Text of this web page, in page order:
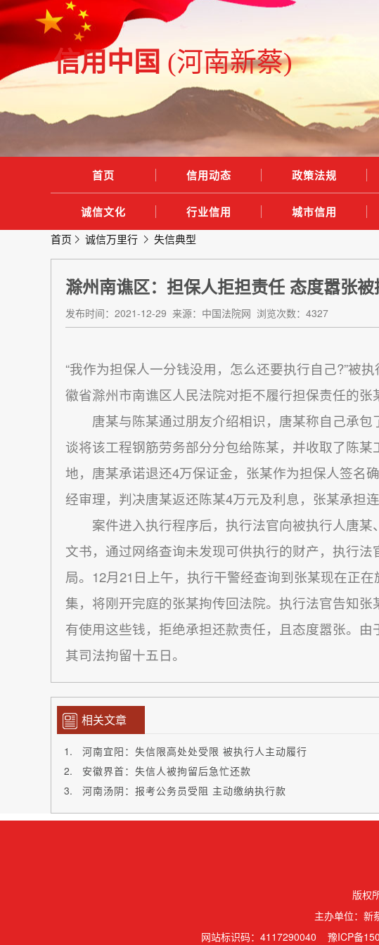
信用中国 (河南新蔡)
首页 信用动态 政策法规
诚信文化 行业信用 城市信用
首页 诚信万里行 失信典型
滁州南谯区：担保人拒担责任 态度嚣张被
发布时间：2021-12-29 来源：中国法院网 浏览次数：4327
“我作为担保人一分钱没用，怎么还要执行自己?”被
徽省滁州市南谯区人民法院对拒不履行担保责任的张
唐某与陈某通过朋友介绍相识，唐某称自己承包
谈将该工程钢筋劳务部分分包给陈某，并收取了陈
地，唐某承诺退还4万保证金，张某作为担保人签名
经审理，判决唐某返还陈某4万元及利息，张某承担连
案件进入执行程序后，执行法官向被执行人唐某
文书，通过网络查询未发现可供执行的财产，执行
局。12月21日上午，执行干警经查询到张某现在正
集，将刚开完庭的张某拘传回法院。执行法官告知
有使用这些钱，拒绝承担还款责任，且态度嚣张。
其司法拘留十五日。
相关文章
河南宜阳：失信限高处处受限 被执行人主动履行
安徽界首：失信人被拘留后急忙还款
河南汤阴：报考公务员受阻 主动缴纳执行款
版权
主办单位：
网站标识码：4117290040 豫ICP备